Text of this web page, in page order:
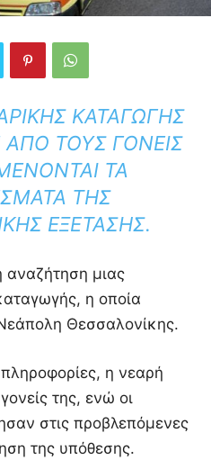
ΚΑΤΑΓΩΓΉΣ
ΤΟΥΣ ΓΟΝΕΊΣ
ΤΑ
ΤΗΣ
ΕΞΈΤΑΣΗΣ.
αναζήτηση μιας
η οποία
Θεσσαλονίκης.
η νεαρή
της, ενώ οι
στις προβλεπόμενες
της υπόθεσης.